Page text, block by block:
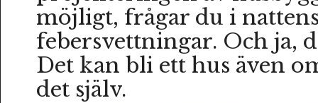
möjligt, frågar du i
febersvettningar. Och ja,
Det kan bli ett hus även
det själv.